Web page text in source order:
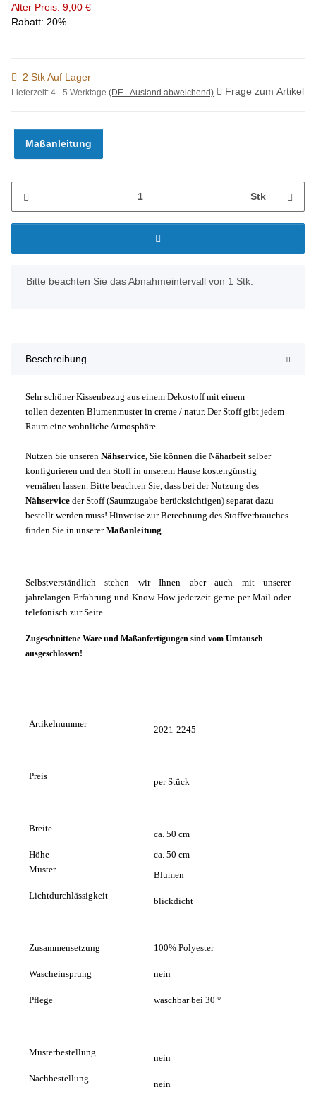
Alter Preis: 9,00 €
Rabatt: 20%
2 Stk Auf Lager
Lieferzeit: 4 - 5 Werktage (DE - Ausland abweichend) Frage zum Artikel
Maßanleitung
Stk
x
Bitte beachten Sie das Abnahmeintervall von 1 Stk.
Beschreibung
Sehr schöner Kissenbezug aus einem Dekostoff mit einem
tollen dezenten Blumenmuster in creme / natur. Der Stoff gibt jedem
Raum eine wohnliche Atmosphäre.
Nutzen Sie unseren Nähservice , Sie können die Näharbeit selber
konfigurieren und den Stoff in unserem Hause kostengünstig
vernähen lassen. Bitte beachten Sie, dass bei der Nutzung des
Nähservice der Stoff (Saumzugabe berücksichtigen) separat dazu
bestellt werden muss! Hinweise zur Berechnung des Stoffverbrauches
finden Sie in unsererMaßanleitung
Selbstverständlich stehen wir Ihnen aber auch mit unserer
jahrelangen Erfahrung und Know-How jederzeit gerne per Mail oder
telefonisch zur Seite.
Zugeschnittene Ware und Maßanfertigungen sind vom Umtausch
ausgeschlossen!
Artikelnummer
2021-2245
Preis
per Stück
Breite
ca. 50 cm
Höhe
ca. 50 cm
Muster
Blumen
Lichtdurchlässigkeit
blickdicht
Zusammensetzung 100% Polyester
Wascheinsprung nein
Pflege waschbar bei 30 °
Musterbestellung
nein
Nachbestellung
nein